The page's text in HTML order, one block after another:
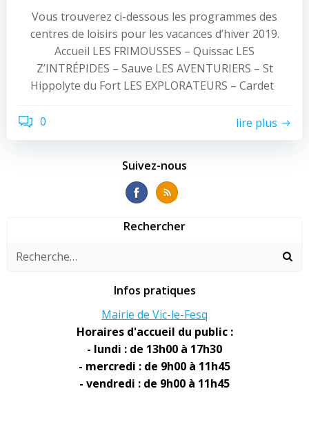
Vous trouverez ci-dessous les programmes des
centres de loisirs pour les vacances d’hiver 2019.
Accueil LES FRIMOUSSES – Quissac LES
Z’INTRÉPIDES – Sauve LES AVENTURIERS – St
Hippolyte du Fort LES EXPLORATEURS – Cardet
0 lire plus
Suivez-nous
Rechercher
Infos pratiques
Mairie de Vic-le-Fesq
Horaires d'accueil du public :
- lundi : de 13h00 à 17h30
- mercredi : de 9h00 à 11h45
- vendredi : de 9h00 à 11h45